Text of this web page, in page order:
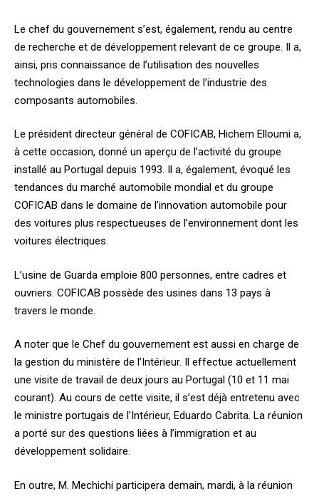
Le chef du gouvernement s’est, également, rendu au centre
de recherche et de développement relevant de ce groupe. Il a,
ainsi, pris connaissance de l’utilisation des nouvelles
technologies dans le développement de l’industrie des
composants automobiles.
Le président directeur général de COFICAB, Hichem Elloumi a,
à cette occasion, donné un aperçu de l’activité du groupe
installé au Portugal depuis 1993. Il a, également, évoqué les
tendances du marché automobile mondial et du groupe
COFICAB dans le domaine de l’innovation automobile pour
des voitures plus respectueuses de l’environnement dont les
voitures électriques.
L’usine de Guarda emploie 800 personnes, entre cadres et
ouvriers. COFICAB possède des usines dans 13 pays à
travers le monde.
A noter que le Chef du gouvernement est aussi en charge de
la gestion du ministère de l’Intérieur. Il effectue actuellement
une visite de travail de deux jours au Portugal (10 et 11 mai
courant). Au cours de cette visite, il s’est déjà entretenu avec
le ministre portugais de l’Intérieur, Eduardo Cabrita. La réunion
a porté sur des questions liées à l’immigration et au
développement solidaire.
En outre, M. Mechichi participera demain, mardi, à la réunion